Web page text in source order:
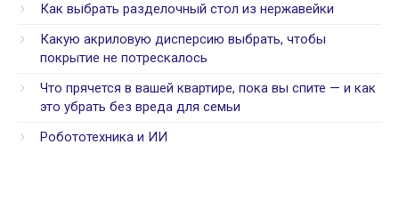
Как выбрать разделочный стол из нержавейки
Какую акриловую дисперсию выбрать, чтобы
покрытие не потрескалось
Что прячется в вашей квартире, пока вы спите — и как
это убрать без вреда для семьи
Робототехника и ИИ